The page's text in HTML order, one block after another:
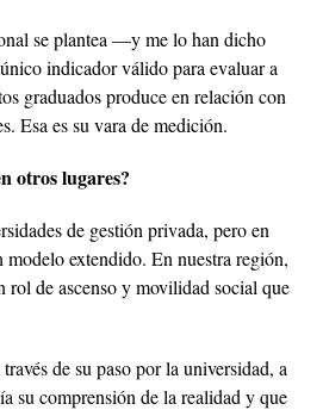
se plantea —y me lo han dicho
indicador válido para evaluar a
graduados produce en relación con
Esa es su vara de medición.
otros lugares?
de gestión privada, pero en
extendido. En nuestra región,
rol de ascenso y movilidad social que
de su paso por la universidad, a
su comprensión de la realidad y que